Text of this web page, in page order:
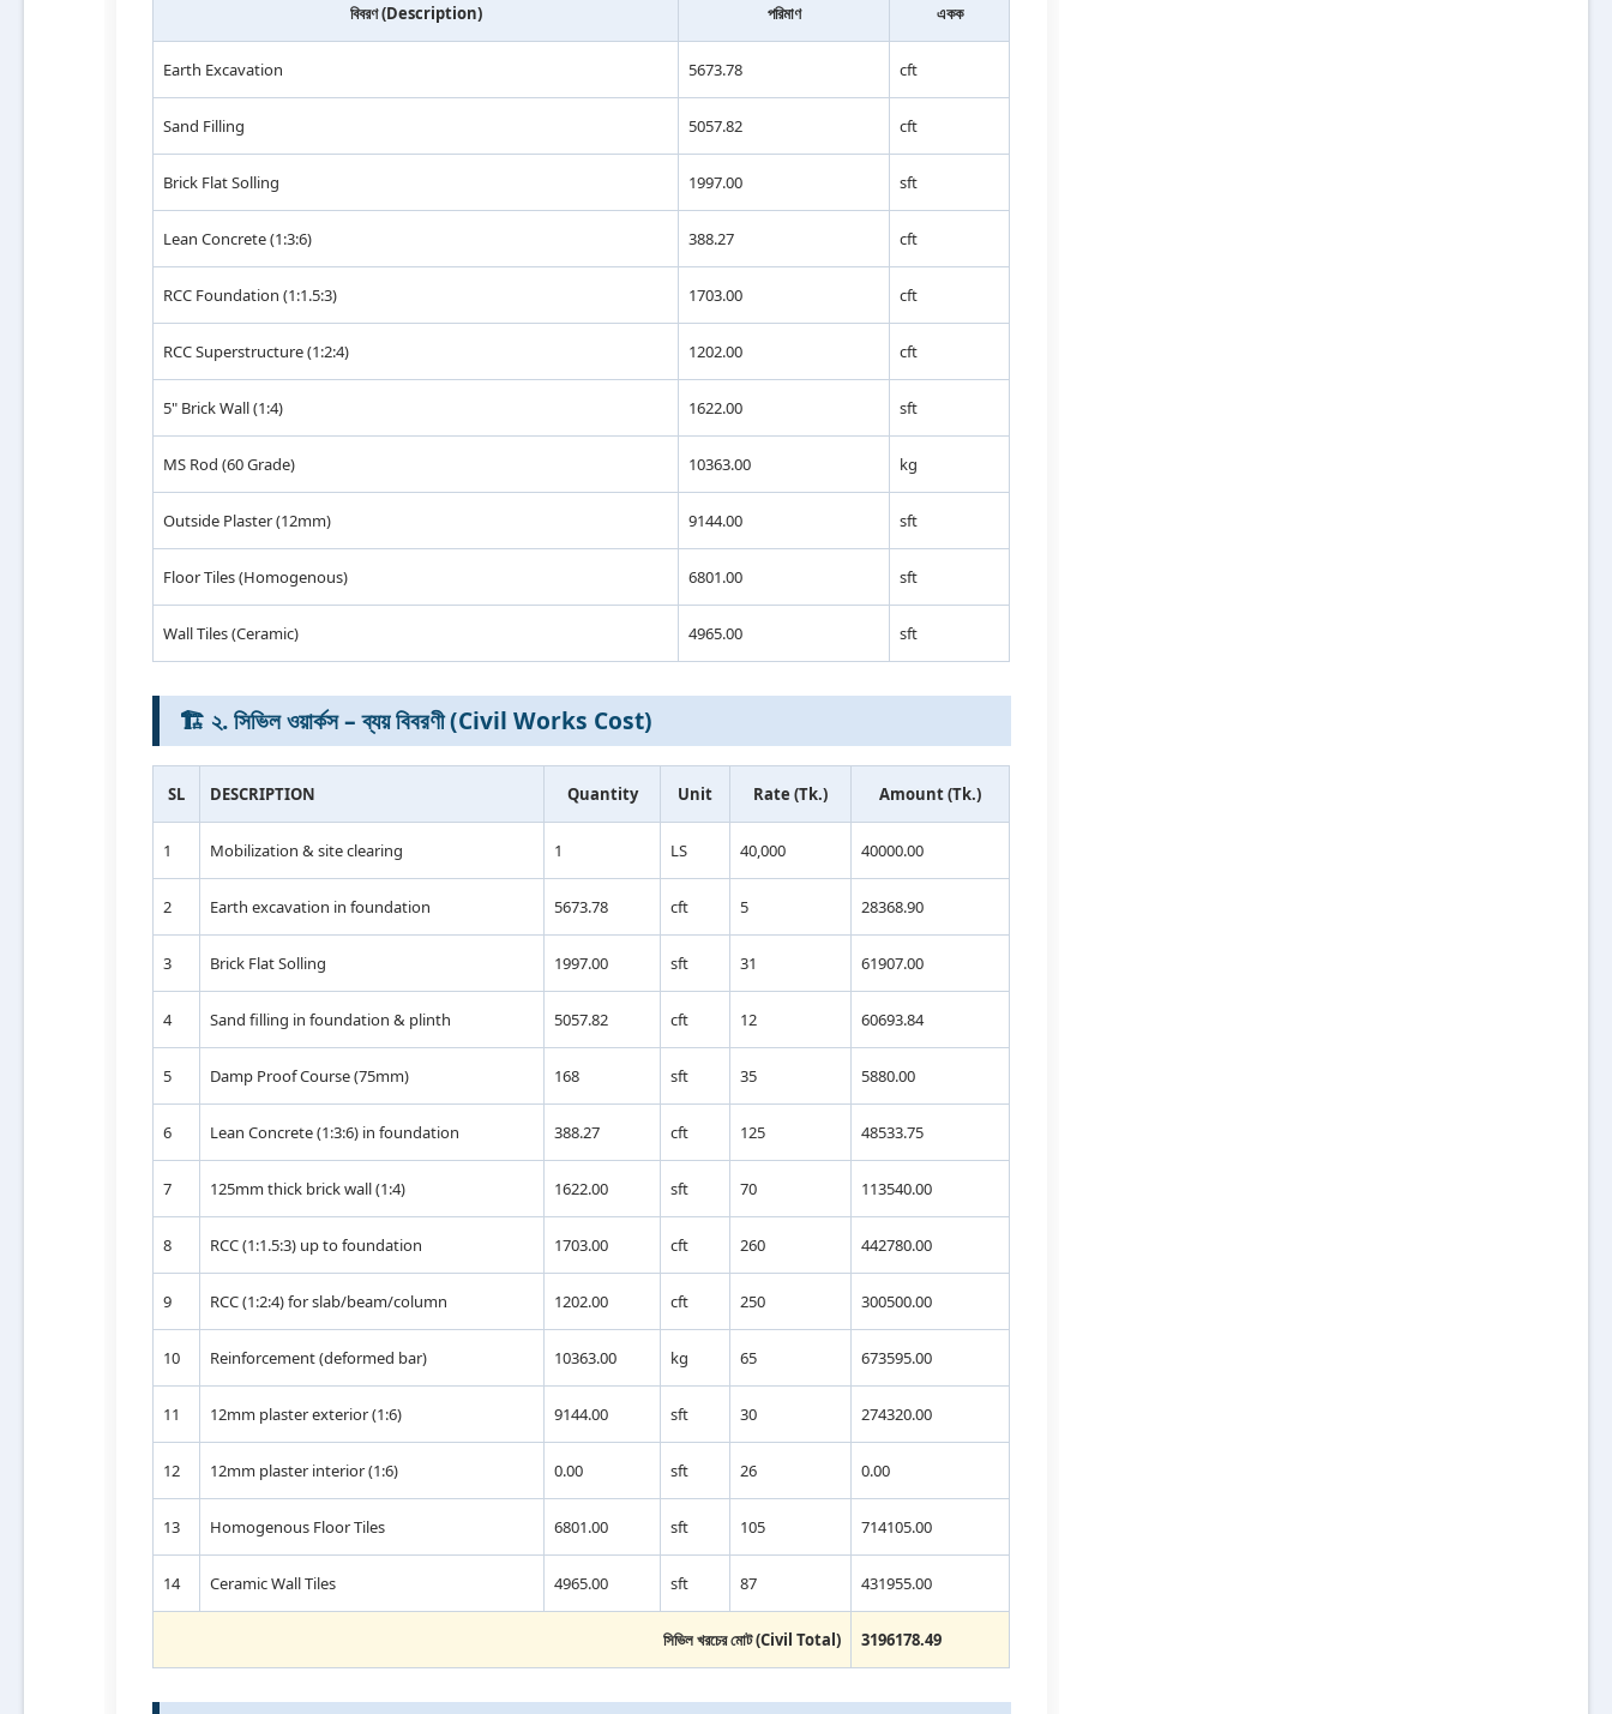
বিবরণ (Description) পরিমাণ একক
Earth Excavation 5673.78 cft
Sand Filling 5057.82 cft
Brick Flat Solling 1997.00 sft
Lean Concrete (1:3:6) 388.27 cft
RCC Foundation (1:1.5:3) 1703.00 cft
RCC Superstructure (1:2:4) 1202.00 cft
5" Brick Wall (1:4) 1622.00 sft
MS Rod (60 Grade) 10363.00 kg
Outside Plaster (12mm) 9144.00 sft
Floor Tiles (Homogenous) 6801.00 sft
Wall Tiles (Ceramic) 4965.00 sft
🏗️ ২. সিভিল ওয়ার্কস – ব্যয় বিবরণী (Civil Works Cost)
SL DESCRIPTION Quantity Unit Rate (Tk.) Amount (Tk.)
1 Mobilization & site clearing 1 LS 40,000 40000.00
2 Earth excavation in foundation 5673.78 cft 5 28368.90
3 Brick Flat Solling 1997.00 sft 31 61907.00
4 Sand filling in foundation & plinth 5057.82 cft 12 60693.84
5 Damp Proof Course (75mm) 168 sft 35 5880.00
6 Lean Concrete (1:3:6) in foundation 388.27 cft 125 48533.75
7 125mm thick brick wall (1:4) 1622.00 sft 70 113540.00
8 RCC (1:1.5:3) up to foundation 1703.00 cft 260 442780.00
9 RCC (1:2:4) for slab/beam/column 1202.00 cft 250 300500.00
10 Reinforcement (deformed bar) 10363.00 kg 65 673595.00
11 12mm plaster exterior (1:6) 9144.00 sft 30 274320.00
12 12mm plaster interior (1:6) 0.00 sft 26 0.00
13 Homogenous Floor Tiles 6801.00 sft 105 714105.00
14 Ceramic Wall Tiles 4965.00 sft 87 431955.00
সিভিল খরচের মোট (Civil Total) 3196178.49